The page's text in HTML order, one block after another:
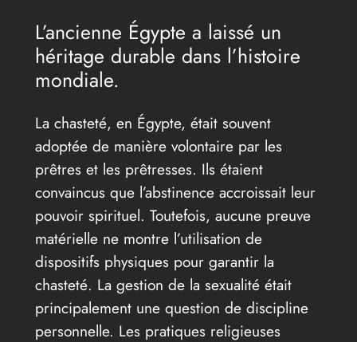
L’ancienne Égypte a laissé un
héritage durable dans l’histoire
mondiale.
La chasteté, en Égypte, était souvent
adoptée de manière volontaire par les
prêtres et les prêtresses. Ils étaient
convaincus que l’abstinence accroissait leur
pouvoir spirituel. Toutefois, aucune preuve
matérielle ne montre l’utilisation de
dispositifs physiques pour garantir la
chasteté. La gestion de la sexualité était
principalement une question de discipline
personnelle. Les pratiques religieuses